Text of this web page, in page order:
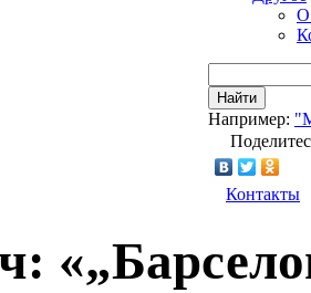
О
Найти
Например:
Контакты